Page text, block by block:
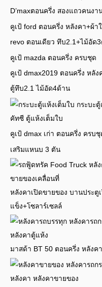
D’maxตอนครึ่ง สองแถวคนงา
คูเป้ ford ตอนครึ่ง หลังคา+ผ้า
revo ตอนเดียว ทึบ2.1+ไม้อัด
คูเป้ mazda ตอนครึ่ง ครบชุด
คูเป้ dmax2019 ตอนครึ่ง หลัง
ตู้ทึบ2.1 ไม้อัด4ด้าน
คัทซี ตู้แห้งเต็มใบ
คูเป้ dmax เก่า ตอนครึ่ง ครบชุ
เสริมแหนบ 3 ตัน
หลังคาเปิดขายของ บานประตู
แข็ง+โซลาร์เซลล์
มาสด้า BT 50 ตอนครึ่ง หลังค